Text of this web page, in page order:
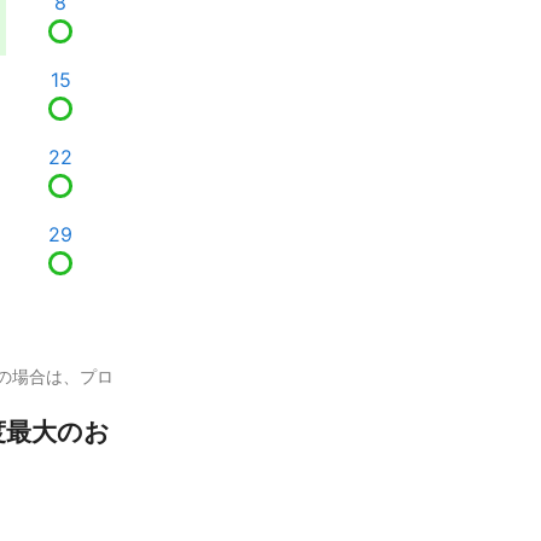
15
22
29
場合は、プロ
大のお